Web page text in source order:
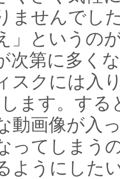
ませんでし
」というの
次第に多く
スクには入
ます。する
動画像が入
ってしまう
ようにした